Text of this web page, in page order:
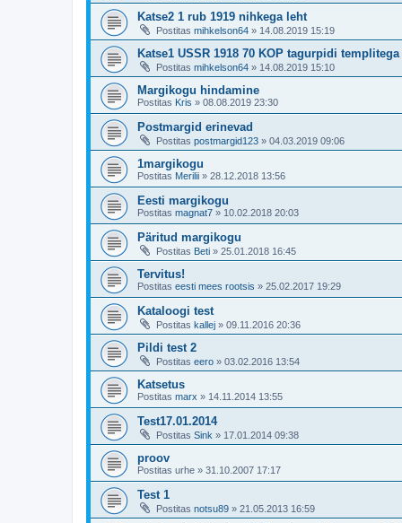
Katse2 1 rub 1919 nihkega leht
Postitas mihkelson64 » 14.08.2019 15:19
Katse1 USSR 1918 70 KOP tagurpidi templitega
Postitas mihkelson64 » 14.08.2019 15:10
Margikogu hindamine
Postitas Kris » 08.08.2019 23:30
Postmargid erinevad
Postitas postmargid123 » 04.03.2019 09:06
1margikogu
Postitas Merilii » 28.12.2018 13:56
Eesti margikogu
Postitas magnat7 » 10.02.2018 20:03
Päritud margikogu
Postitas Beti » 25.01.2018 16:45
Tervitus!
Postitas eesti mees rootsis » 25.02.2017 19:29
Kataloogi test
Postitas kallej » 09.11.2016 20:36
Pildi test 2
Postitas eero » 03.02.2016 13:54
Katsetus
Postitas marx » 14.11.2014 13:55
Test17.01.2014
Postitas Sink » 17.01.2014 09:38
proov
Postitas urhe » 31.10.2007 17:17
Test 1
Postitas notsu89 » 21.05.2013 16:59